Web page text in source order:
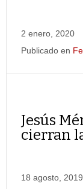
2 enero, 2020
Publicado en
Jesús
cierran
18 agosto, 2019